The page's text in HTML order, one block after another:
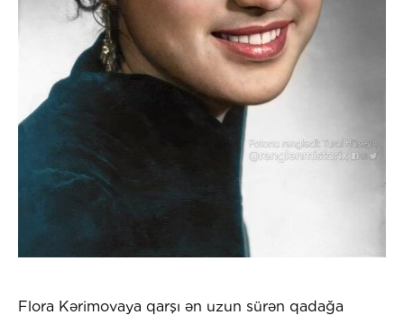
Flora Kərimovaya qarşı ən uzun sürən qadağa